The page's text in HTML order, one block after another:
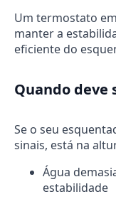
Um termostato
manter a
eficiente do
Quando deve
Se o seu
sinais, está na
Água
estabilidade